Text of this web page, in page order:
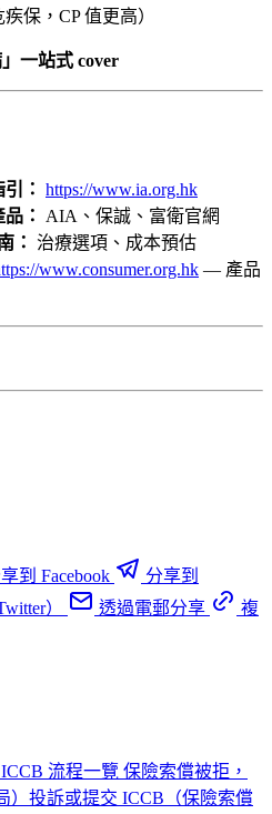
保，CP 值更高）
一站式 cover
： https://www.ia.org.hk
：
AIA、保誠、富衛官網
：
治療選項、成本預估
www.consumer.org.hk — 產品
到 Facebook
分享到
） 透過電郵分享
複
流程一覽 保險索償被拒，
）投訴或提交 ICCB（保險索償